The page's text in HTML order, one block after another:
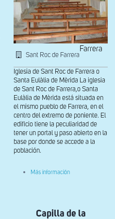
Sant Roc de Farrera
Farrera
Iglesia de Sant Roc de Farrera o
Santa Eulàlia de Mèrida La iglesia
de Sant Roc de Farrera,o Santa
Eulàlia de Mèrida está situada en
el mismo pueblo de Farrera, en el
centro del extremo de poniente. El
edificio tiene la peculiaridad de
tener un portal y paso abierto en la
base por donde se accede a la
población.
Más información
Farrera
Capilla de la